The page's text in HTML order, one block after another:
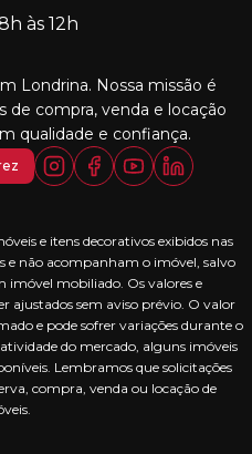
às 12h
Londrina. Nossa missão é
de compra, venda e locação
qualidade e confiança.
e itens decorativos exibidos nas
e não acompanham o imóvel, salvo
imóvel mobiliado. Os valores e
ajustados sem aviso prévio. O valor
e pode sofrer variações durante o
do mercado, alguns imóveis
Lembramos que solicitações
compra, venda ou locação de